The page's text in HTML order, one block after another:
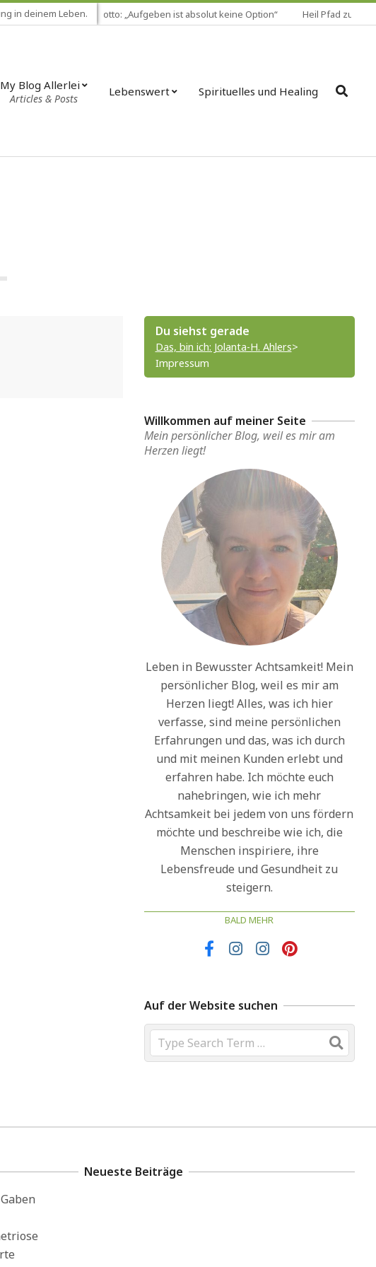
in deinem Leben.
Mein Lebensmotto: „Aufgeben ist absolut keine Option“ Heil Pfad zur
My Blog Allerlei
Articles & Posts
Lebenswert Spirituelles und Healing
Du siehst gerade
Das, bin ich: Jolanta-H. Ahlers>
Impressum
Willkommen auf meiner Seite
Mein persönlicher Blog, weil es mir am
Herzen liegt!
Leben in Bewusster Achtsamkeit! Mein
persönlicher Blog, weil es mir am
Herzen liegt! Alles, was ich hier
verfasse, sind meine persönlichen
Erfahrungen und das, was ich durch
und mit meinen Kunden erlebt und
erfahren habe. Ich möchte euch
nahebringen, wie ich mehr
Achtsamkeit bei jedem von uns fördern
möchte und beschreibe wie ich, die
Menschen inspiriere, ihre
Lebensfreude und Gesundheit zu
steigern.
BALD MEHR
Auf der Website suchen
Neueste Beiträge